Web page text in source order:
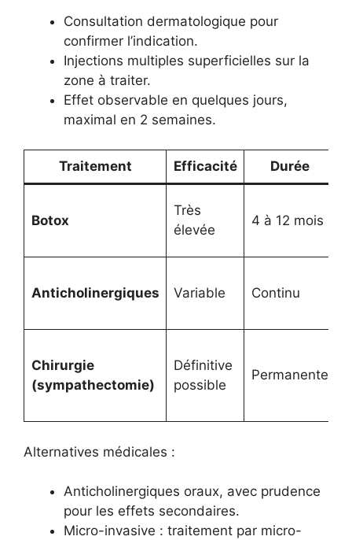
Consultation dermatologique pour
confirmer l’indication.
Injections multiples superficielles sur la
zone à traiter.
Effet observable en quelques jours,
maximal en 2 semaines.
Traitement Efficacité Durée
Botox
Très
élevée
4 à 12 mois
Anticholinergiques Variable Continu
Chirurgie
(sympathectomie)
Définitive
possible
Permanente
Alternatives médicales :
Anticholinergiques oraux, avec prudence
pour les effets secondaires.
Micro-invasive : traitement par micro-